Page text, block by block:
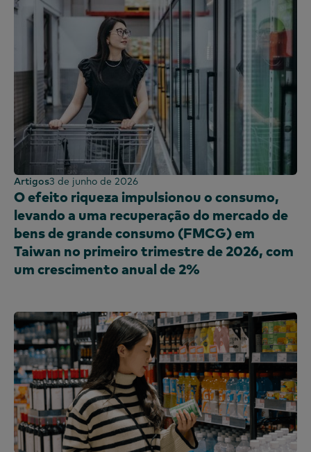
América do Norte
Bolívia
América Central
Chile
Colômbia
República Dominicana
Equador
Etiópia
França
Gana
Global
Índia
Indonésia
Quénia
Coreia
China continental (CN)
China continental (EN)
Malásia
México
Marrocos
Francês
Coreano
Português
espanhol
Painel de Moda
Painel de Combustível
Painel de compras
Sindicado
Tecnologia e entretenimento
Painel de utilização
Análise comportamental
Eficácia do marketing
Inquérito PanelVoice
Segmentação
Artigos3 de junho de 2026
O efeito riqueza impulsionou o consumo,
levando a uma recuperação do mercado de
bens de grande consumo (FMCG) em
Taiwan no primeiro trimestre de 2026, com
um crescimento anual de 2%